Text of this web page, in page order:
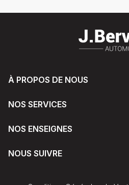
À PROPOS DE NOUS
NOS SERVICES
NOS ENSEIGNES
NOUS SUIVRE